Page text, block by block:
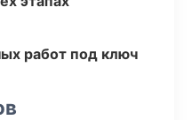
работ под ключ